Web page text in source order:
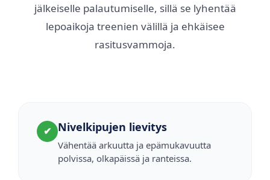
jälkeiselle palautumiselle, sillä se lyhentää
lepoaikoja treenien välillä ja ehkäisee
rasitusvammoja.
✔ Nivelkipujen lievitys
Vähentää arkuutta ja epämukavuutta
polvissa, olkapäissä ja ranteissa.